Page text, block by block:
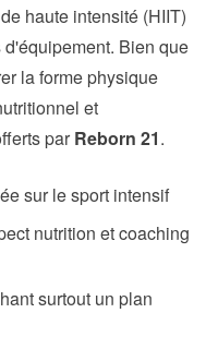
haute intensité (HIIT)
Bien que
la forme physique
et
par Reborn 21.
sur le sport intensif
nutrition et coaching
surtout un plan